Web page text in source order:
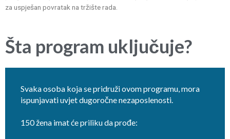
za uspješan povratak na tržište rada.
Šta program uključuje?
Svaka osoba koja se pridruži ovom programu, mora
ispunjavati uvjet dugoročne nezaposlenosti.
150 žena imat će priliku da prođe: